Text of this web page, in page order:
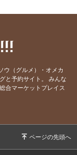
ウ（グルメ）・オメカ
と予約サイト。
みんな
合マーケットプレイス